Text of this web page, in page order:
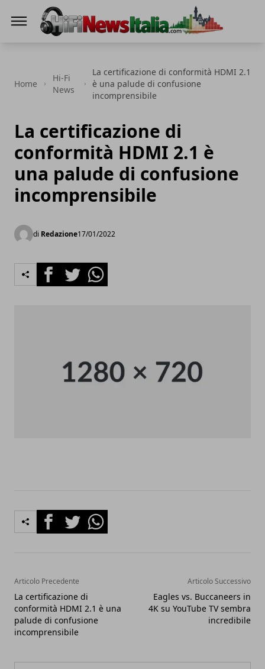
Home
Hi-Fi
News
La certificazione di conformità HDMI 2.1
è una palude di confusione
incomprensibile
La certificazione di
conformità HDMI 2.1 è
una palude di confusione
incomprensibile
di Redazione17/01/2022
FacebookTwitterWhatsapp
FacebookTwitterWhatsapp
Articolo Precedente
La certificazione di
conformità HDMI 2.1 è una
palude di confusione
incomprensibile
Articolo Successivo
Eagles vs. Buccaneers in
4K su YouTube TV sembra
incredibile